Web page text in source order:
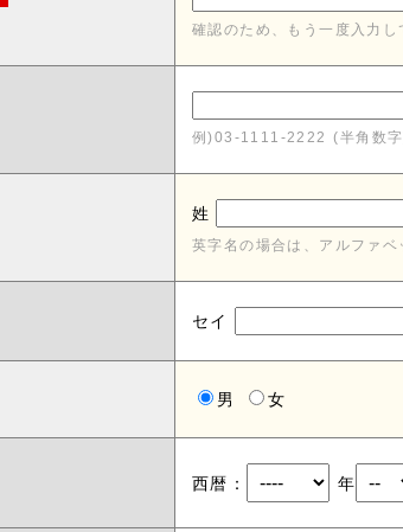
確認のため、もう一度入力し
例)03-1111-2222 (半角数
姓
英字名の場合は、アルファ
セイ
男 女
西暦： 年